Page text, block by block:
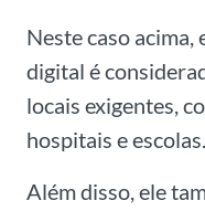
Neste caso
digital é
locais exigentes,
hospitais e escolas.
Além disso, ele